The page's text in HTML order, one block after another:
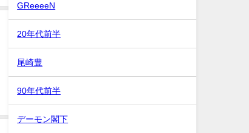
GReeeeN
20年代前半
尾崎豊
90年代前半
デーモン閣下